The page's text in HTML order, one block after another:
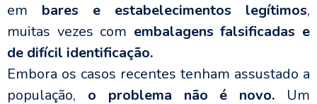
em bares e estabelecimentos legítimos,
muitas vezes com embalagens falsificadas e
de difícil identificação.
Embora os casos recentes tenham assustado a
população, o problema não é novo. Um